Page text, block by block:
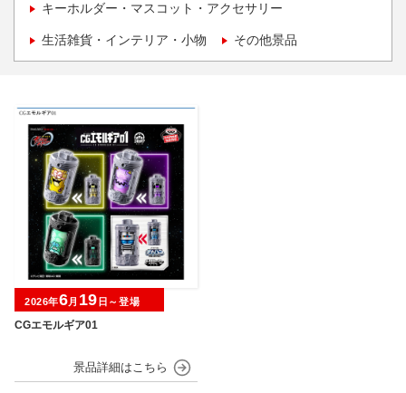
キーホルダー・マスコット・アクセサリー
生活雑貨・インテリア・小物 その他景品
CGエモルギア01
2026年6月 19 日～登場